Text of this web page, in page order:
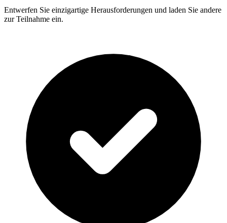
Entwerfen Sie einzigartige Herausforderungen und laden Sie andere
zur Teilnahme ein.